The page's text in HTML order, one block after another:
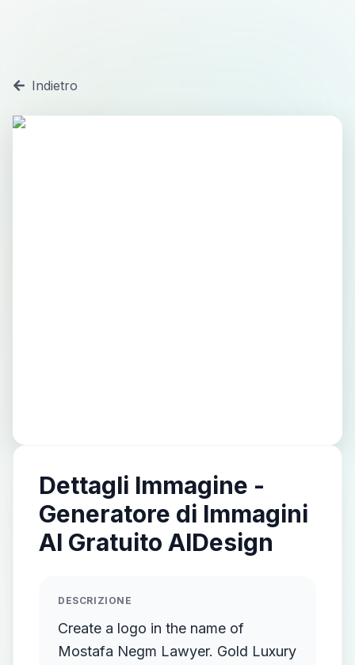
Indietro
Dettagli Immagine -
Generatore di Immagini
AI Gratuito AIDesign
DESCRIZIONE
Create a logo in the name of
Mostafa Negm Lawyer. Gold Luxury